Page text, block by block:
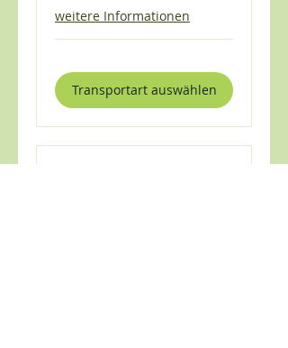
weitere Informationen
Transportart auswählen